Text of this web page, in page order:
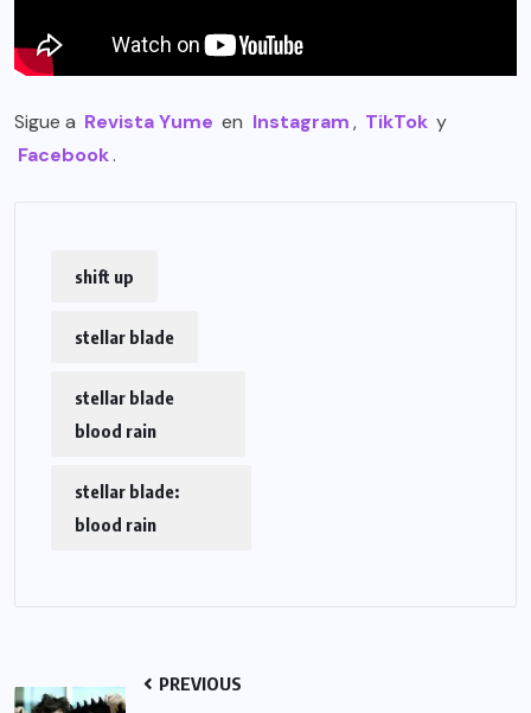
Sigue a Revista Yume en Instagram, TikTok y
Facebook.
shift up
stellar blade
stellar blade
blood rain
stellar blade:
blood rain
PREVIOUS